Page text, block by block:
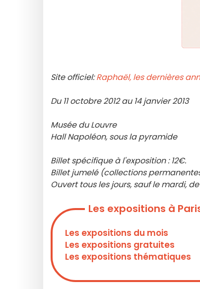
Site officiel:Raphaël, les dernières
Du 11 octobre 2012 au 14 janvier 2013
Musée du Louvre
Hall Napoléon, sous la pyramide
Billet spécifique à l'exposition : 12€.
Billet jumelé (collections
Ouvert tous les jours, sauf le mardi,
Les expositions à
Les expositions du mois
Les expositions gratuites
Les expositions thématiques